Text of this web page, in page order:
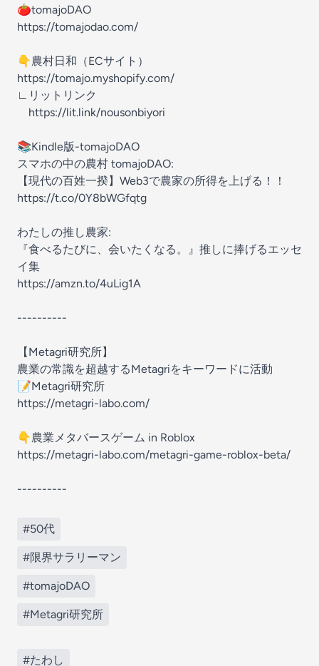
🍅tomajoDAO
https://tomajodao.com/
👇農村日和（ECサイト）
https://tomajo.myshopify.com/
∟リットリンク
https://lit.link/nousonbiyori
📚Kindle版-tomajoDAO
スマホの中の農村 tomajoDAO:
【現代の百姓一揆】Web3で農家の所得を上げる！！
https://t.co/0Y8bWGfqtg
わたしの推し農家:
『食べるたびに、会いたくなる。』推しに捧げるエッセ
イ集
https://amzn.to/4uLig1A
----------
【Metagri研究所】
農業の常識を超越するMetagriをキーワードに活動
📝Metagri研究所
https://metagri-labo.com/
👇農業メタバースゲーム in Roblox
https://metagri-labo.com/metagri-game-roblox-beta/
----------
#50代
#限界サラリーマン
#tomajoDAO
#Metagri研究所
#たわし